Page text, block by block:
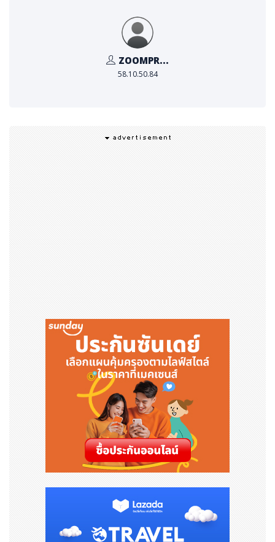
อในภูมิภาคเอาเชียตะวันออกเฉียงใต้และครอบคลุมทั่วเอเชีย ร
วมถึงบริการBEST Fast Cargo (เบสท์ ฟาสต์ คาร์โก้) บริกา
รส่งสินค้าขนาดใหญ่ระหว่างประเทศที่กำลังจะเปิดให้บริการเร็
ว ๆ นี้ ถือเป็นช่องทางขยายธุรกิจ เพิ่มโอกาสสร้างผลกำไรให้
เบสท์ (BEST Inc.)ที่เดียวจบครบทุกความต้องการด้านโล
จิสติกส์และอีคอมเมิร์ซ สำหรับพ่อค้าแม่ค้าออนไลน์ที่สนใ
จ สามารถเยี่ยมชมเว็บไซต์ได้ที่https://www.best-in
c.co.th/หรือสอบถามข้อมูลเพิ่มเติมโทร02-108-8000
ZOOMPR...
58.10.50.84